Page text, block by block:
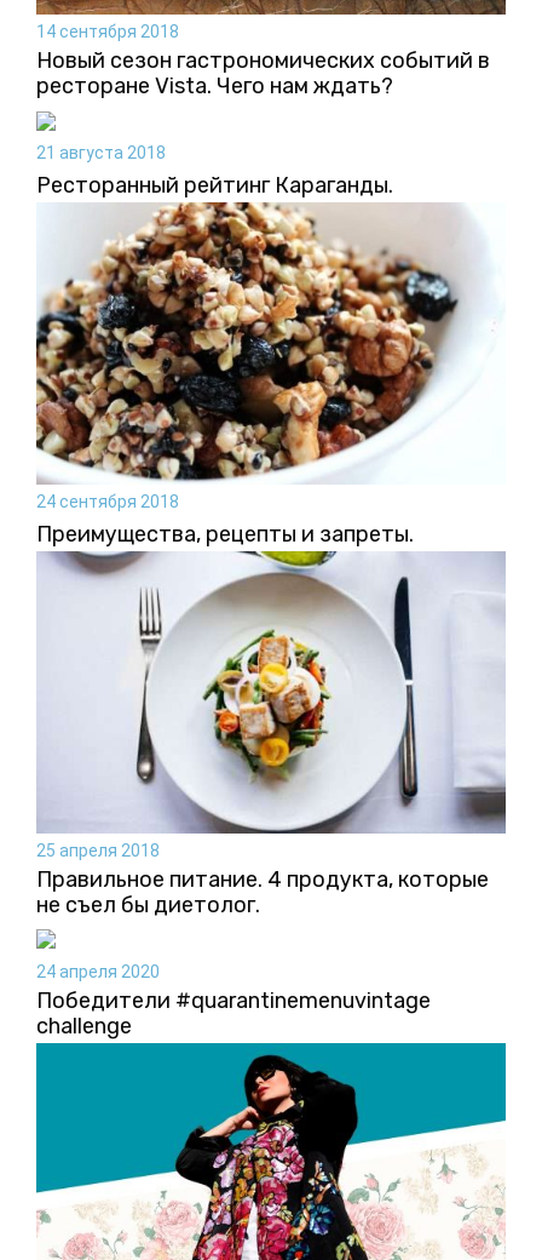
14 сентября 2018
Новый сезон гастрономических событий в
ресторане Vista. Чего нам ждать?
21 августа 2018
Ресторанный рейтинг Караганды.
24 сентября 2018
Преимущества, рецепты и запреты.
25 апреля 2018
Правильное питание. 4 продукта, которые
не съел бы диетолог.
24 апреля 2020
Победители #quarantinemenuvintage
challenge